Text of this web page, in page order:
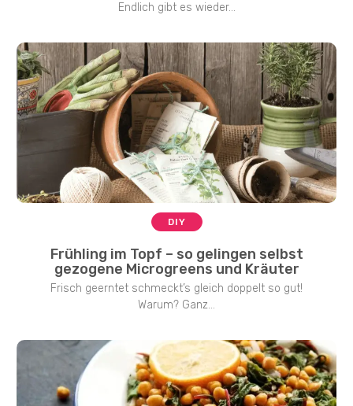
Endlich gibt es wieder...
DIY
Frühling im Topf – so gelingen selbst
gezogene Microgreens und Kräuter
Frisch geerntet schmeckt’s gleich doppelt so gut!
Warum? Ganz...